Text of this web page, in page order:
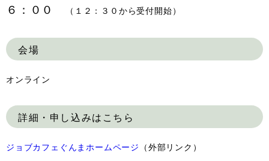
６：００
（１２：３０から受付開始）
会場
オンライン
詳細・申し込みはこちら
ジョブカフェぐんまホームページ （外部リンク）